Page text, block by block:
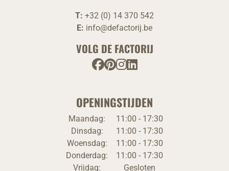
T: +32 (0) 14 370 542
E: info@defactorij.be
VOLG DE FACTORIJ
OPENINGSTIJDEN
Maandag:
Dinsdag:
Woensdag:
Donderdag:
Vrijdag:
11:00 - 17:30
11:00 - 17:30
11:00 - 17:30
11:00 - 17:30
Gesloten